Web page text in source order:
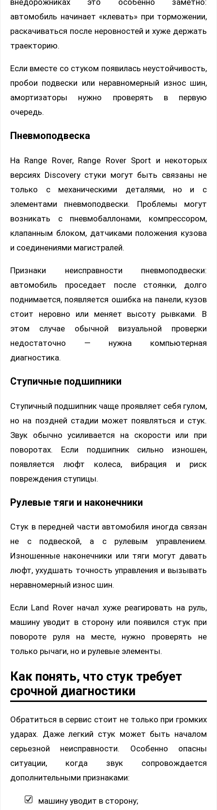
внедорожниках это особенно заметно:
автомобиль начинает «клевать» при торможении,
раскачиваться после неровностей и хуже держать
траекторию.
Если вместе со стуком появилась неустойчивость,
пробои подвески или неравномерный износ шин,
амортизаторы нужно проверять в первую
очередь.
Пневмоподвеска
На Range Rover, Range Rover Sport и некоторых
версиях Discovery стуки могут быть связаны не
только с механическими деталями, но и с
элементами пневмоподвески. Проблемы могут
возникать с пневмобаллонами, компрессором,
клапанным блоком, датчиками положения кузова
и соединениями магистралей.
Признаки неисправности пневмоподвески:
автомобиль проседает после стоянки, долго
поднимается, появляется ошибка на панели, кузов
стоит неровно или меняет высоту рывками. В
этом случае обычной визуальной проверки
недостаточно — нужна компьютерная
диагностика.
Ступичные подшипники
Ступичный подшипник чаще проявляет себя гулом,
но на поздней стадии может появляться и стук.
Звук обычно усиливается на скорости или при
поворотах. Если подшипник сильно изношен,
появляется люфт колеса, вибрация и риск
повреждения ступицы.
Рулевые тяги и наконечники
Стук в передней части автомобиля иногда связан
не с подвеской, а с рулевым управлением.
Изношенные наконечники или тяги могут давать
люфт, ухудшать точность управления и вызывать
неравномерный износ шин.
Если Land Rover начал хуже реагировать на руль,
машину уводит в сторону или появился стук при
повороте руля на месте, нужно проверять не
только рычаги, но и рулевые элементы.
Как понять, что стук требует
срочной диагностики
Обратиться в сервис стоит не только при громких
ударах. Даже легкий стук может быть началом
серьезной неисправности. Особенно опасны
ситуации, когда звук сопровождается
дополнительными признаками:
машину уводит в сторону;